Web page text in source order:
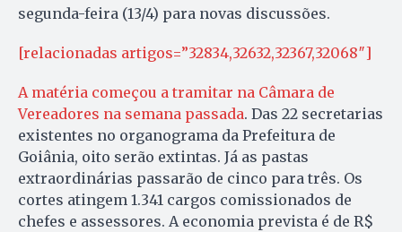
segunda-feira (13/4) para novas discussões.
[relacionadas artigos=”32834,32632,32367,32068″]
A matéria começou a tramitar na Câmara de
Vereadores na semana passada. Das 22 secretarias
existentes no organograma da Prefeitura de
Goiânia, oito serão extintas. Já as pastas
extraordinárias passarão de cinco para três. Os
cortes atingem 1.341 cargos comissionados de
chefes e assessores. A economia prevista é de R$